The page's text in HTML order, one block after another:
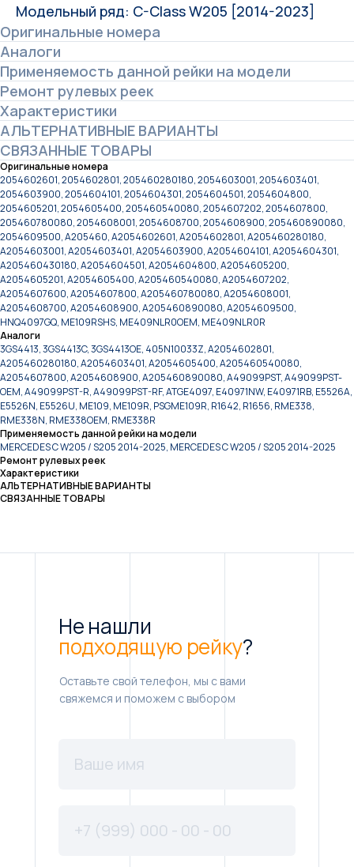
Модельный ряд: C-Class W205 [2014-2023]
Оригинальные номера
Аналоги
Применяемость данной рейки на модели
Ремонт рулевых реек
Характеристики
АЛЬТЕРНАТИВНЫЕ ВАРИАНТЫ
СВЯЗАННЫЕ ТОВАРЫ
Оригинальные номера
2054602601, 2054602801, 205460280180, 2054603001, 2054603401,
2054603900, 2054604101, 2054604301, 2054604501, 2054604800,
2054605201, 2054605400, 205460540080, 2054607202, 2054607800,
205460780080, 2054608001, 2054608700, 2054608900, 205460890080,
2054609500, A205460, A2054602601, A2054602801, A205460280180,
A2054603001, A2054603401, A2054603900, A2054604101, A2054604301,
A205460430180, A2054604501, A2054604800, A2054605200,
A2054605201, A2054605400, A205460540080, A2054607202,
A2054607600, A2054607800, A205460780080, A2054608001,
A2054608700, A2054608900, A205460890080, A2054609500,
HNQ4097GQ, ME109RSHS, ME409NLR0OEM, ME409NLR0R
Аналоги
3GS4413, 3GS4413C, 3GS4413OE, 405N10033Z, A2054602801,
A205460280180, A2054603401, A2054605400, A205460540080,
A2054607800, A2054608900, A205460890080, A49099PST, A49099PST-
OEM, A49099PST-R, A49099PST-RF, ATGE4097, E40971NW, E40971RB, E5526A,
E5526N, E5526U, ME109, ME109R, PSGME109R, R1642, R1656, RME338,
RME338N, RME338OEM, RME338R
Применяемость данной рейки на модели
MERCEDES C W205 / S205 2014-2025, MERCEDES C W205 / S205 2014-2025
Ремонт рулевых реек
Характеристики
АЛЬТЕРНАТИВНЫЕ ВАРИАНТЫ
СВЯЗАННЫЕ ТОВАРЫ
Не нашли
подходящую рейку?
Оставьте свой телефон, мы с вами
свяжемся и поможем с выбором